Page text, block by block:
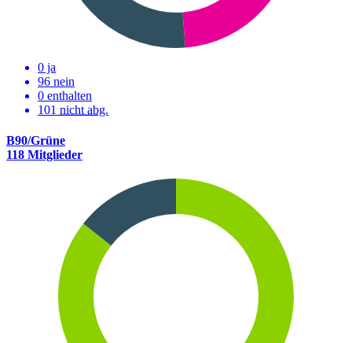
0 ja
96 nein
0 enthalten
101 nicht abg.
B90/Grüne
118 Mitglieder